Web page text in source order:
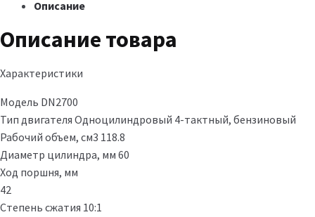
Описание
Описание товара
Характеристики
Модель DN2700
Тип двигателя Одноцилиндровый 4-тактный, бензиновый
Рабочий объем, см3 118.8
Диаметр цилиндра, мм 60
Ход поршня, мм
42
Степень сжатия 10:1